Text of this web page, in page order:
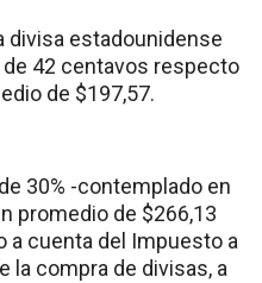
divisa estadounidense
42 centavos respecto
de $197,57.
30% -contemplado en
promedio de $266,13
a cuenta del Impuesto a
la compra de divisas, a